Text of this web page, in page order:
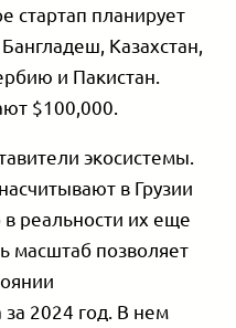
стартап планирует
Казахстан,
и Пакистан.
$100,000.
экосистемы.
в Грузии
в реальности их еще
масштаб позволяет
за 2024 год. В нем